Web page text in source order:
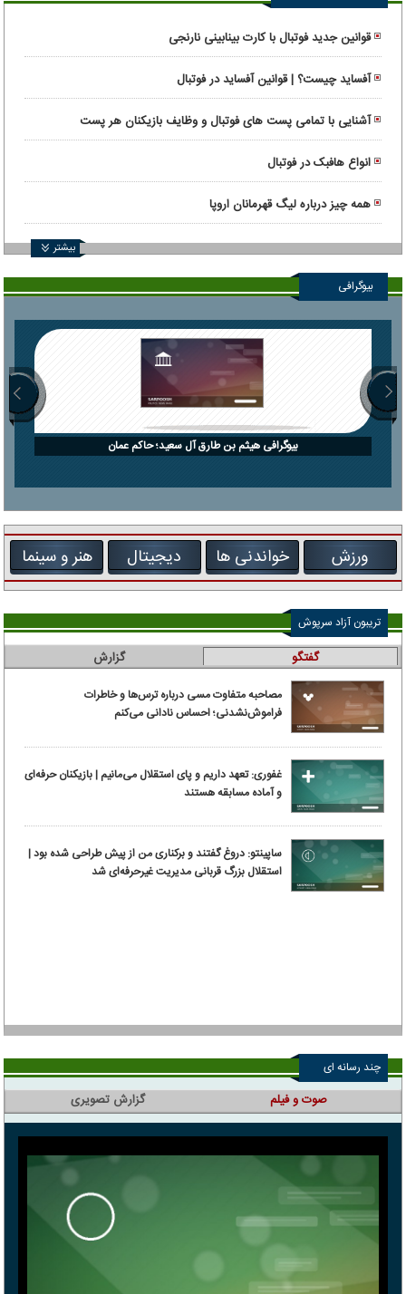
قوانین جدید فوتبال با کارت بینابینی نارنجی
آفساید چیست؟ | قوانین آفساید در فوتبال
آشنایی با تمامی پست های فوتبال و وظایف بازیکنان هر پست
انواع هافبک در فوتبال
همه چیز درباره لیگ قهرمانان اروپا
بیشتر
بیوگرافی
بیوگرافی هیثم بن طارق آل سعید؛ حاکم عمان
ورزش خواندنی ها دیجیتال هنر و سینما
تریبون آزاد سرپوش
گفتگو گزارش
مصاحبه متفاوت مسی درباره ترس‌ها و خاطرات
فراموش‌نشدنی؛ احساس نادانی می‌کنم
غفوری: تعهد داریم و پای استقلال می‌مانیم | بازیکنان حرفه‌ای
و آماده مسابقه هستند
ساپینتو: دروغ گفتند و برکناری من از پیش طراحی شده بود |
استقلال بزرگ قربانی مدیریت غیرحرفه‌ای شد
چند رسانه ای
صوت و فیلم گزارش تصویری